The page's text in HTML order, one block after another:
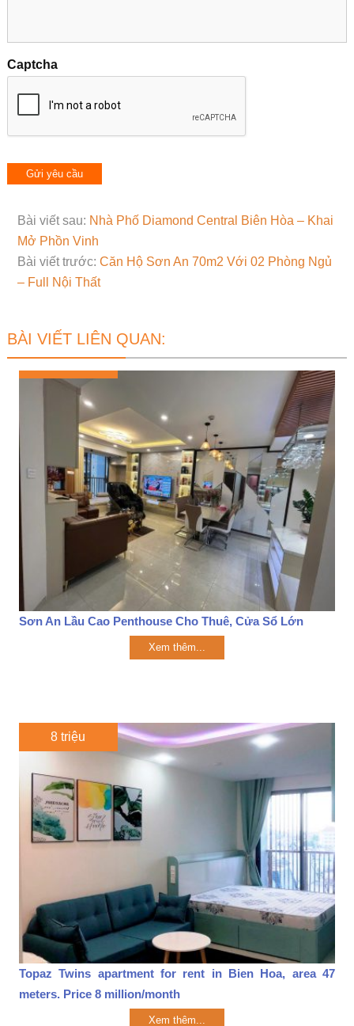
Captcha
Bài viết sau: Nhà Phố Diamond Central Biên Hòa – Khai
Mở Phồn Vinh
Bài viết trước: Căn Hộ Sơn An 70m2 Với 02 Phòng Ngủ
– Full Nội Thất
BÀI VIẾT LIÊN QUAN:
Sơn An Lầu Cao Penthouse Cho Thuê, Cửa Sổ Lớn
Xem thêm...
8 triệu
Topaz Twins apartment for rent in Bien Hoa, area 47
meters. Price 8 million/month
Xem thêm...